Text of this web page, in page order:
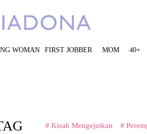
WOMAN FIRST JOBBER MOM 40+
# Kisah Mengejutkan #